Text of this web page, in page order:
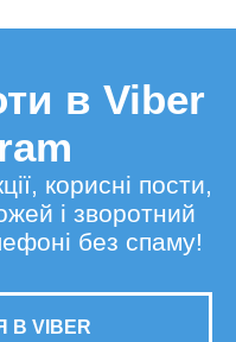
в Viber
корисні пости,
і зворотний
без спаму!
В VIBER